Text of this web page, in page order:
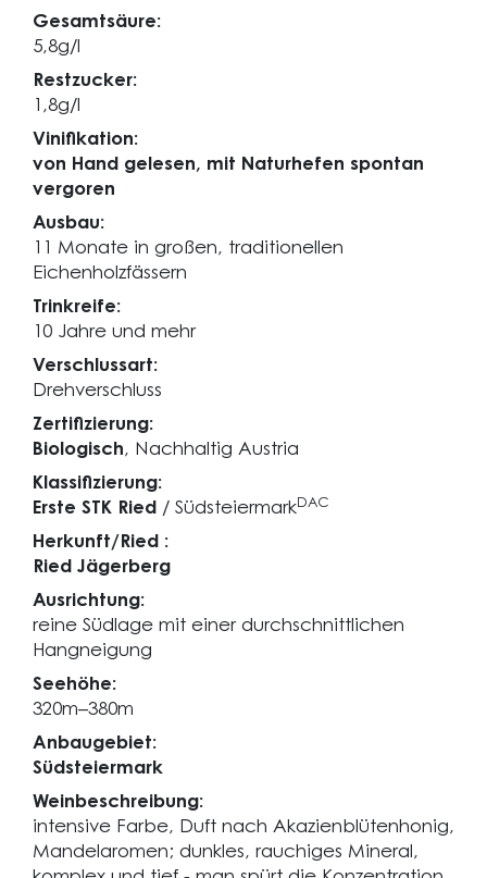
Gesamtsäure:
5,8g/l
Restzucker:
1,8g/l
Vinifikation:
von Hand gelesen, mit Naturhefen spontan
vergoren
Ausbau:
11 Monate in großen, traditionellen
Eichenholzfässern
Trinkreife:
10 Jahre und mehr
Verschlussart:
Drehverschluss
Zertifizierung:
Biologisch, Nachhaltig Austria
Klassifizierung:
Erste STK Ried / SüdsteiermarkDAC
Herkunft/Ried :
Ried Jägerberg
Ausrichtung:
reine Südlage mit einer durchschnittlichen
Hangneigung
Seehöhe:
320m–380m
Anbaugebiet:
Südsteiermark
Weinbeschreibung:
intensive Farbe, Duft nach Akazienblütenhonig,
Mandelaromen; dunkles, rauchiges Mineral,